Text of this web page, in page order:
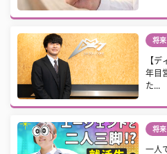
将
【
年目
た...
将
一人